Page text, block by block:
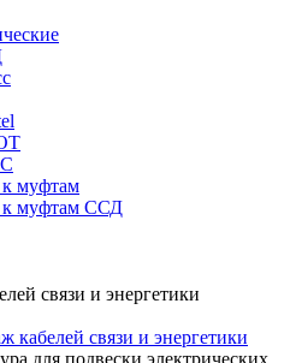
муфтам
к муфтам ССД
связи и энергетики
кабелей связи и энергетики
для подвески электрических